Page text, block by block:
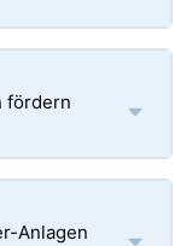
fördern
Anlagen